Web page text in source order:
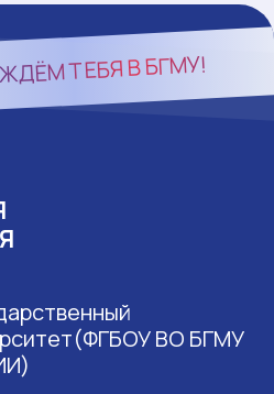
ТЕБЯ ВБГМУ!
ВО БГМУ